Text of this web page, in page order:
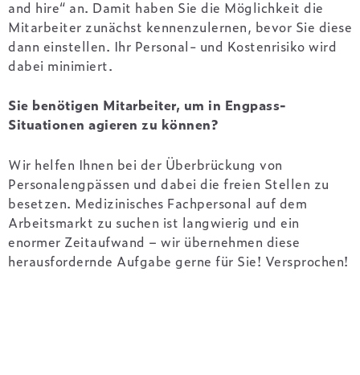
and hire“ an. Damit haben Sie die Möglichkeit die
Mitarbeiter zunächst kennenzulernen, bevor Sie diese
dann einstellen. Ihr Personal- und Kostenrisiko wird
dabei minimiert.
Sie benötigen Mitarbeiter, um in Engpass-
Situationen agieren zu können?
Wir helfen Ihnen bei der Überbrückung von
Personalengpässen und dabei die freien Stellen zu
besetzen. Medizinisches Fachpersonal auf dem
Arbeitsmarkt zu suchen ist langwierig und ein
enormer Zeitaufwand – wir übernehmen diese
herausfordernde Aufgabe gerne für Sie! Versprochen!